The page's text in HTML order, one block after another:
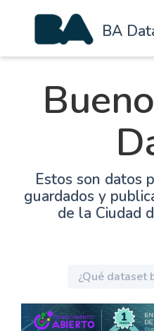
BA
Estos son datos
guardados y
de la Ciudad